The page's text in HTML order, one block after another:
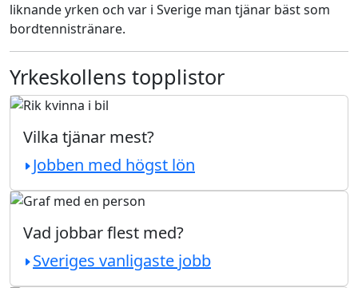
liknande yrken och var i Sverige man tjänar bäst som
bordtennistränare.
Yrkeskollens topplistor
Vilka tjänar mest?
Jobben med högst lön
Vad jobbar flest med?
Sveriges vanligaste jobb